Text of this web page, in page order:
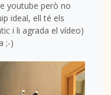
youtube però no
ideal, ell té els
i li agrada el vídeo)
;-)